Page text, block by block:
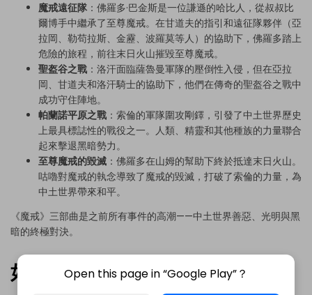
魔戒遠征隊 ：佛羅多·巴金斯是一位謙遜的哈比人，從叔叔比
爾博手中繼承了至尊魔戒。在甘道夫的指引和遠征隊夥伴（亞
拉岡、勒苟拉斯、金靂、波羅莫等人）的協助下，佛羅多踏上
危險的旅程，前往末日火山摧毀至尊魔戒。
聖盔谷之戰 ：洛汗面臨薩魯曼軍隊的壓倒性入侵，但在亞拉
岡、甘道夫和洛汗騎士的協助下，他們在傳奇的聖盔谷之戰中
成功守住陣地。
帕蘭諾平原之戰 ：索倫的軍隊圍攻剛鐸，引發了中土世界歷史
上最具標誌性的戰役之一。人類、精靈和其他種族的力量聯合
起來擊退黑暗勢力。
至尊魔戒的毀滅 ：佛羅多在山姆的幫助下終於抵達末日火山。
咕嚕對魔戒的執念導致了魔戒的毀滅，打破了索倫的力量，為
中土世界帶來和平。
《魔戒》三部曲是之前所有事件的高潮——中土世界善惡、光明與黑
暗的終極對決。
如何輕鬆免費製作時間軸？
Open this page in “Google Play”？